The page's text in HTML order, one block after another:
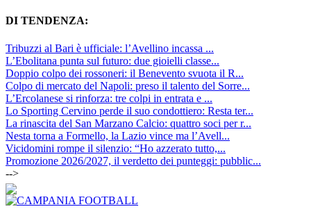
DI TENDENZA:
Tribuzzi al Bari è ufficiale: l’Avellino incassa ...
L’Ebolitana punta sul futuro: due gioielli classe...
Doppio colpo dei rossoneri: il Benevento svuota il R...
Colpo di mercato del Napoli: preso il talento del Sorre...
L’Ercolanese si rinforza: tre colpi in entrata e ...
Lo Sporting Cervino perde il suo condottiero: Resta ter...
La rinascita del San Marzano Calcio: quattro soci per r...
Nesta torna a Formello, la Lazio vince ma l’Avell...
Vicidomini rompe il silenzio: “Ho azzerato tutto,...
Promozione 2026/2027, il verdetto dei punteggi: pubblic...
-->